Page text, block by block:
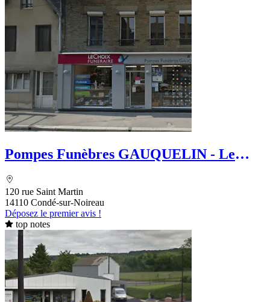
Pompes Funèbres GAUQUELIN - Le
120 rue Saint Martin
14110 Condé-sur-Noireau
Déposez le premier avis !
top notes